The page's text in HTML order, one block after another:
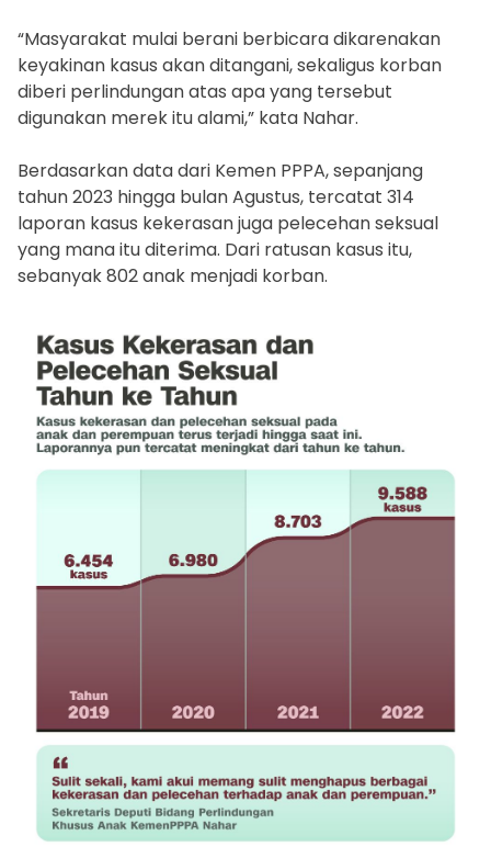
“Masyarakat mulai berani berbicara dikarenakan
keyakinan kasus akan ditangani, sekaligus korban
diberi perlindungan atas apa yang tersebut
digunakan merek itu alami,” kata Nahar.
Berdasarkan data dari Kemen PPPA, sepanjang
tahun 2023 hingga bulan Agustus, tercatat 314
laporan kasus kekerasan juga pelecehan seksual
yang mana itu diterima. Dari ratusan kasus itu,
sebanyak 802 anak menjadi korban.